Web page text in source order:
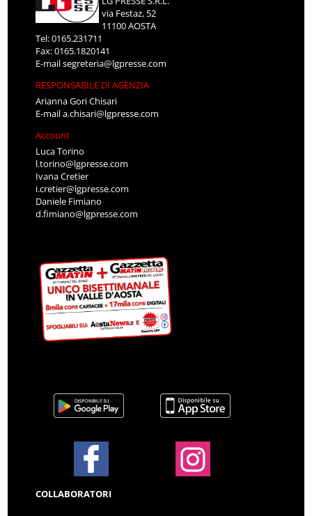
via Festaz, 52
11100 AOSTA
Tel: 0165.231711
Fax: 0165.1820141
E-mailsegreteria@lgpresse.com
RESPONSABILE DI AGENZIA
Arianna Gori Chisari
E-maila.chisari@lgpresse.com
Account
Luca Torino
l.torino@lgpresse.com
Ivana Cretier
i.cretier@lgpresse.com
Daniele Fimiano
d.fimiano@lgpresse.com
COLLABORATORI